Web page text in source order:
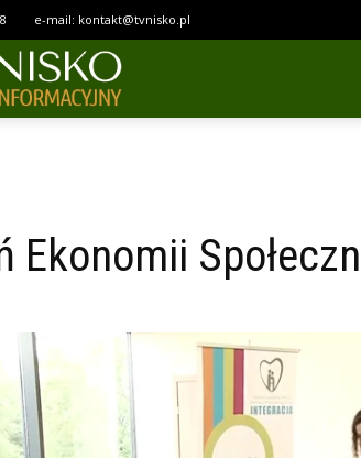
e-mail: kontakt@tvnisko.pl
Ekonomii